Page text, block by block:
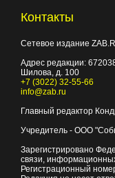
Контакты
Сетевое издание
Адрес редакции:
Шилова, д. 100
+7 (3022) 32-55-66
info@zab.ru
Главный редактор
Учредитель - ООО
Зарегистрировано
связи,
Регистрационный